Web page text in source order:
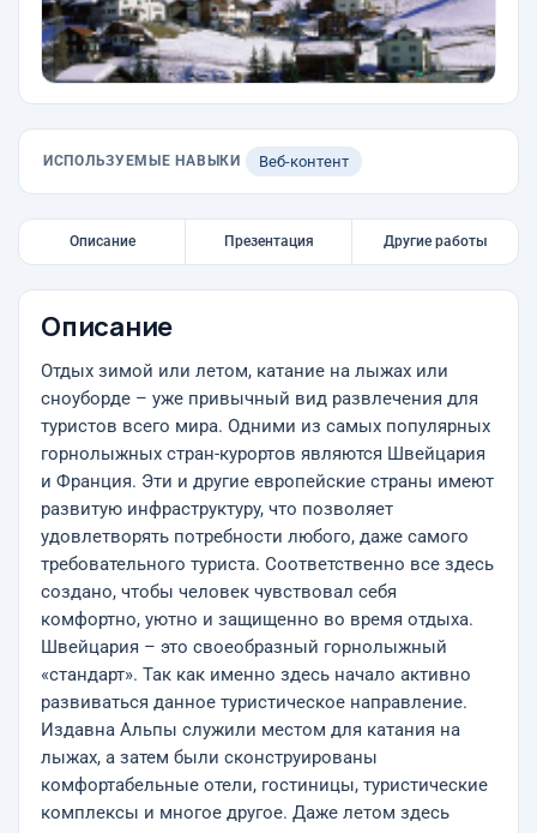
ИСПОЛЬЗУЕМЫЕ НАВЫКИ Веб-контент
Описание Презентация Другие работы
Описание
Отдых зимой или летом, катание на лыжах или
сноуборде – уже привычный вид развлечения для
туристов всего мира. Одними из самых популярных
горнолыжных стран-курортов являются Швейцария
и Франция. Эти и другие европейские страны имеют
развитую инфраструктуру, что позволяет
удовлетворять потребности любого, даже самого
требовательного туриста. Соответственно все здесь
создано, чтобы человек чувствовал себя
комфортно, уютно и защищенно во время отдыха.
Швейцария – это своеобразный горнолыжный
«стандарт». Так как именно здесь начало активно
развиваться данное туристическое направление.
Издавна Альпы служили местом для катания на
лыжах, а затем были сконструированы
комфортабельные отели, гостиницы, туристические
комплексы и многое другое. Даже летом здесь